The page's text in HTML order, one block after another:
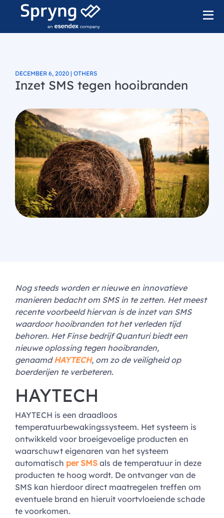
DECEMBER 6, 2020 | OTHERS
Inzet SMS tegen hooibranden
Nog steeds worden er nieuwe en innovatieve
manieren bedacht om SMS in te zetten. Het meest
recente voorbeeld hiervan is de inzet van SMS
waardoor hooibranden tot het verleden tijd
behoren. Het Finse bedrijf Quanturi biedt een
nieuwe oplossing tegen hooibranden,
genaamdHAYTECH, om zo de veiligheid op
boerderijen te verbeteren.
HAYTECH
HAYTECH is een draadloos
temperatuurbewakingssysteem. Het systeem is
ontwikkeld voor broeigevoelige producten en
waarschuwt eigenaren van het systeem
automatisch per SMS als de temperatuur in deze
producten te hoog wordt. De ontvanger van de
SMS kan hierdoor direct maatregelen treffen om
eventuele brand en hieruit voortvloeiende schade
te voorkomen.